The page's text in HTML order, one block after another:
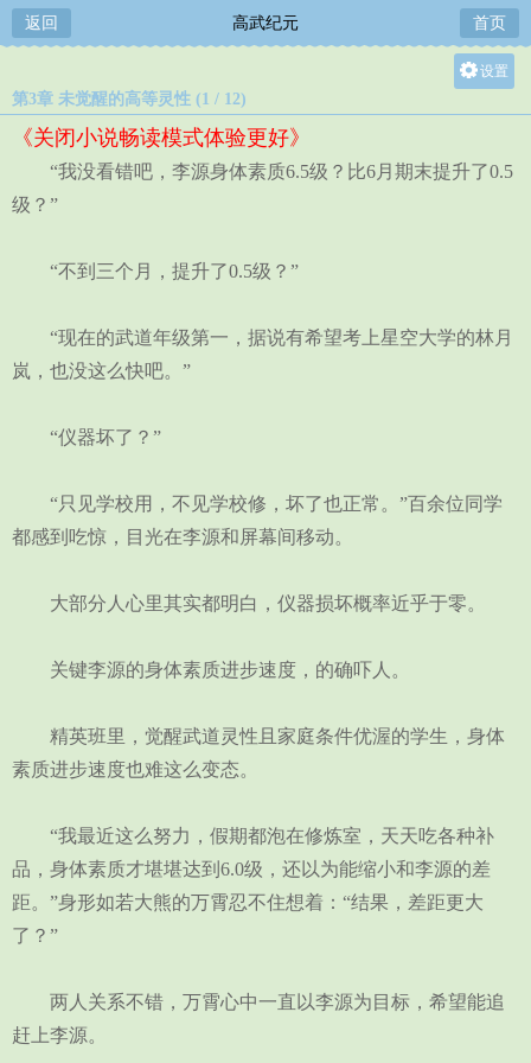
返回 高武纪元 首页
设置
中
第3章 未觉醒的高等灵性 (1 / 12)
《关闭小说畅读模式体验更好》
“我没看错吧，李源身体素质6.5级？比6月期末提升了0.5
级？”
“不到三个月，提升了0.5级？”
“现在的武道年级第一，据说有希望考上星空大学的林月
岚，也没这么快吧。”
“仪器坏了？”
“只见学校用，不见学校修，坏了也正常。”百余位同学
都感到吃惊，目光在李源和屏幕间移动。
大部分人心里其实都明白，仪器损坏概率近乎于零。
关键李源的身体素质进步速度，的确吓人。
精英班里，觉醒武道灵性且家庭条件优渥的学生，身体
素质进步速度也难这么变态。
“我最近这么努力，假期都泡在修炼室，天天吃各种补
品，身体素质才堪堪达到6.0级，还以为能缩小和李源的差
距。”身形如若大熊的万霄忍不住想着：“结果，差距更大
了？”
两人关系不错，万霄心中一直以李源为目标，希望能追
赶上李源。